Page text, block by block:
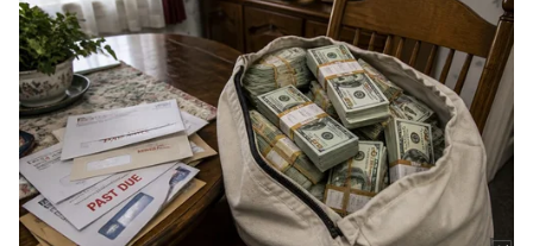
ഇന്ത്യൻ യുവതി
'ചാരിയിരുന്ന് മറ്റുള്ളവ‍ർ